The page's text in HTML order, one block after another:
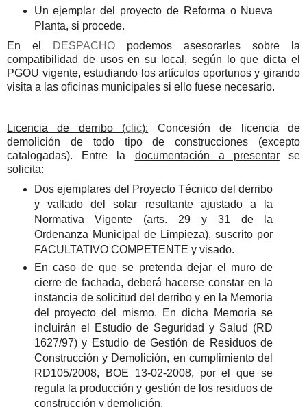
Un ejemplar del proyecto de Reforma o Nueva
Planta, si procede.
En el
DESPACHO podemos asesorarles sobre la
compatibilidad de usos en su local, según lo que dicta el
PGOU vigente, estudiando los artículos oportunos y girando
visita a las oficinas municipales si ello fuese necesario.
Licencia de derribo (clic): Concesión de licencia de
demolición de todo tipo de construcciones (excepto
catalogadas). Entre la documentación a presentarse
solicita:
Dos ejemplares del Proyecto Técnico del derribo
y vallado del solar resultante ajustado a la
Normativa Vigente (arts. 29 y 31 de la
Ordenanza Municipal de Limpieza), suscrito por
FACULTATIVO COMPETENTE y visado.
En caso de que se pretenda dejar el muro de
cierre de fachada, deberá hacerse constar en la
instancia de solicitud del derribo y en la Memoria
del proyecto del mismo. En dicha Memoria se
incluirán el Estudio de Seguridad y Salud (RD
1627/97) y Estudio de Gestión de Residuos de
Construcción y Demolición, en cumplimiento del
RD105/2008, BOE 13-02-2008, por el que se
regula la producción y gestión de los residuos de
construcción y demolición.